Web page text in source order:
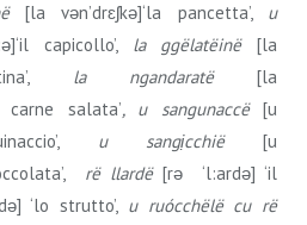
[la vǝn’drɛʃkǝ]‘la pancetta’, u
capicollo’, la ggëlatëinë[la
la ngandaratë[la
carne salata’, u sangunaccë[u
u sangịcchië[u
rë llardë[rǝ ‘l:ardǝ] ‘il
‘lo strutto’, u ruócchëlë cu rë